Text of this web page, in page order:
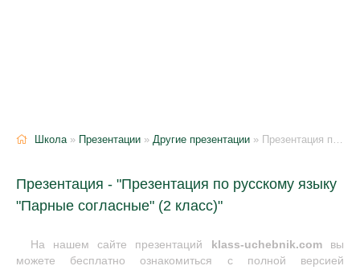
Школа» Презентации » Другие презентации » Презентация по русскому языку "Парные согласные" (2 класс)
Презентация - "Презентация по русскому языку
"Парные согласные" (2 класс)"
На нашем сайте презентаций klass-uchebnik.comвы
можете бесплатно ознакомиться с полной версией